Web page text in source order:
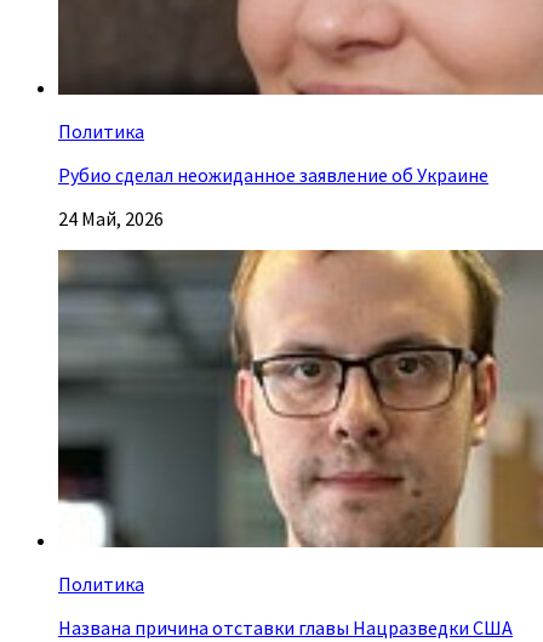
Политика
Рубио сделал неожиданное заявление об Украине
24 Май, 2026
Политика
Названа причина отставки главы Нацразведки США